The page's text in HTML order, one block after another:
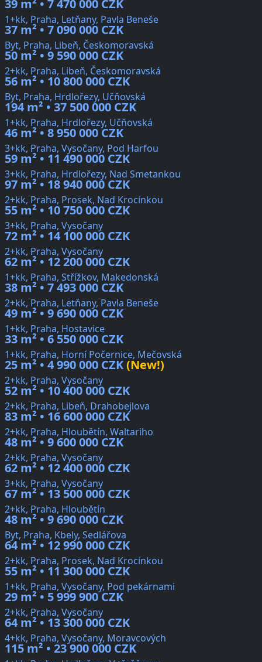
39 m² • 7 470 000 CZK
1+kk, Praha, Letňany, Pavla Beneše
37 m² • 7 090 000 CZK
Byt, Praha, Libeň, Českomoravská
50 m² • 9 590 000 CZK
2+kk, Praha, Libeň, Českomoravská
56 m² • 10 800 000 CZK
Byt, Praha, Hrdlořezy, Učňovská
194 m² • 37 500 000 CZK
1+kk, Praha, Hrdlořezy, Učňovská
46 m² • 8 950 000 CZK
3+kk, Praha, Vysočany, Pod Harfou
59 m² • 11 490 000 CZK
3+kk, Praha, Hrdlořezy, Nad Smetankou
97 m² • 18 940 000 CZK
2+kk, Praha, Prosek, Nad Krocínkou
55 m² • 10 750 000 CZK
3+kk, Praha, Vysočany
72 m² • 14 100 000 CZK
2+kk, Praha, Vysočany
62 m² • 12 200 000 CZK
1+kk, Praha, Střížkov, Makedonská
38 m² • 7 493 000 CZK
2+kk, Praha, Letňany, Pavla Beneše
49 m² • 9 690 000 CZK
1+kk, Praha, Hostavice
33 m² • 6 550 000 CZK
1+kk, Praha, Horní Počernice, Mečovská
25 m² • 4 990 000 CZK(New!)
2+kk, Praha, Vysočany
52 m² • 10 400 000 CZK
2+kk, Praha, Libeň, Drahobejlova
83 m² • 16 600 000 CZK
2+kk, Praha, Hloubětín, Waltariho
48 m² • 9 600 000 CZK
2+kk, Praha, Vysočany
62 m² • 12 400 000 CZK
3+kk, Praha, Vysočany
67 m² • 13 500 000 CZK
2+kk, Praha, Hloubětín
48 m² • 9 690 000 CZK
Byt, Praha, Kbely, Sedlářova
64 m² • 12 990 000 CZK
2+kk, Praha, Prosek, Nad Krocínkou
55 m² • 11 300 000 CZK
1+kk, Praha, Vysočany, Pod pekárnami
29 m² • 5 999 900 CZK
2+kk, Praha, Vysočany
64 m² • 13 300 000 CZK
4+kk, Praha, Vysočany, Moravcových
115 m² • 23 900 000 CZK